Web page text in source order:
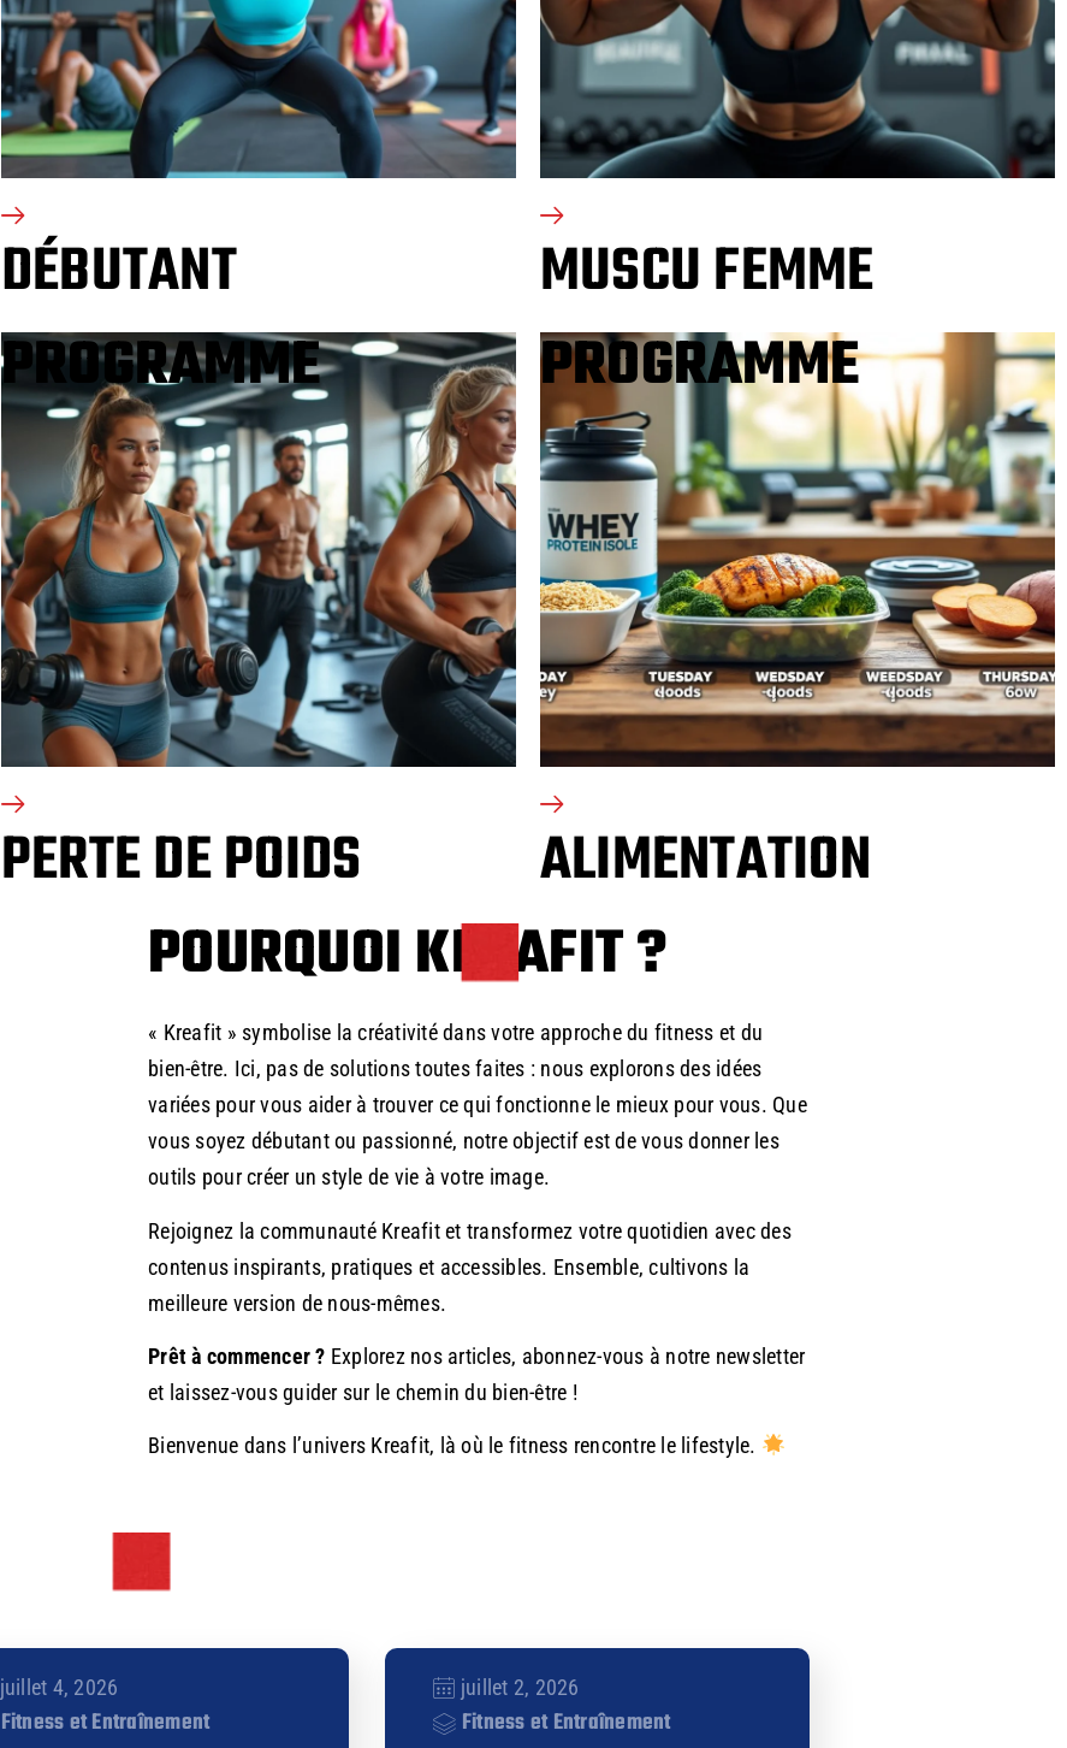
DÉBUTANT
MUSCU FEMME
PROGRAMME
PERTE DE POIDS
PROGRAMME
ALIMENTATION
POURQUOI KREAFIT ?
« Kreafit » symbolise la créativité dans votre approche du fitness et du
bien-être. Ici, pas de solutions toutes faites : nous explorons des idées
variées pour vous aider à trouver ce qui fonctionne le mieux pour vous. Que
vous soyez débutant ou passionné, notre objectif est de vous donner les
outils pour créer un style de vie à votre image.
Rejoignez la communauté Kreafit et transformez votre quotidien avec des
contenus inspirants, pratiques et accessibles. Ensemble, cultivons la
meilleure version de nous-mêmes.
Prêt à commencer ? Explorez nos articles, abonnez-vous à notre newsletter
et laissez-vous guider sur le chemin du bien-être !
Bienvenue dans l’univers Kreafit, là où le fitness rencontre le lifestyle.
juillet 4, 2026
Fitness et Entraînement
juillet 2, 2026
Fitness et Entraînement